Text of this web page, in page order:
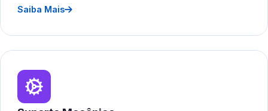
Saiba Mais